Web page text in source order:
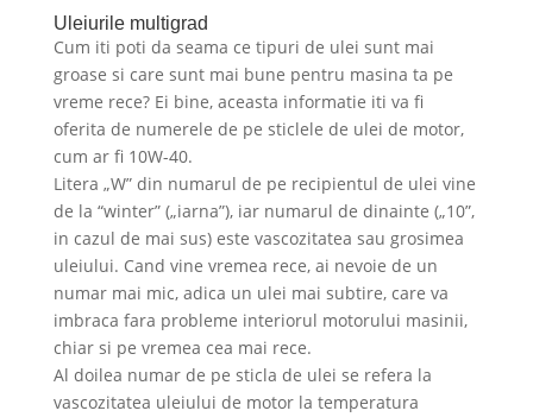
Uleiurile multigrad
Cum iti poti da seama ce tipuri de ulei sunt mai
groase si care sunt mai bune pentru masina ta pe
vreme rece? Ei bine, aceasta informatie iti va fi
oferita de numerele de pe sticlele de ulei de motor,
cum ar fi 10W-40.
Litera „W” din numarul de pe recipientul de ulei vine
de la “winter” („iarna”), iar numarul de dinainte („10”,
in cazul de mai sus) este vascozitatea sau grosimea
uleiului. Cand vine vremea rece, ai nevoie de un
numar mai mic, adica un ulei mai subtire, care va
imbraca fara probleme interiorul motorului masinii,
chiar si pe vremea cea mai rece.
Al doilea numar de pe sticla de ulei se refera la
vascozitatea uleiului de motor la temperatura